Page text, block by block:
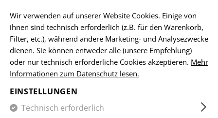
HOME EQUIPMENT TASCHEN, BAGS TASCHEN
EDC G-HOOK SMALL
WAISTPACK
Wir verwenden auf unserer Website Cookies. Einige von
ihnen sind technisch erforderlich (z.B. für den Warenkorb,
Filter, etc.), während andere Marketing- und Analysezwecke
dienen. Sie können entweder alle (unsere Empfehlung)
oder nur technisch erforderliche Cookies akzeptieren. Mehr
Informationen zum Datenschutz lesen.
EINSTELLUNGEN
Technisch erforderlich